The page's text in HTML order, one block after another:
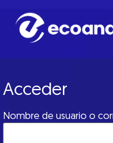
Acceder
Nombre de usuario o